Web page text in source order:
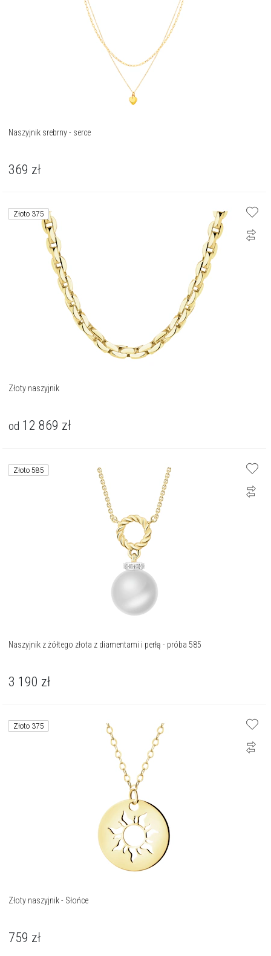
Naszyjnik srebrny - serce
369 zł
Złoto 375
Złoty naszyjnik
od 12 869 zł
Złoto 585
Naszyjnik z żółtego złota z diamentami i perłą - próba 585
3 190 zł
Złoto 375
Złoty naszyjnik - Słońce
759 zł